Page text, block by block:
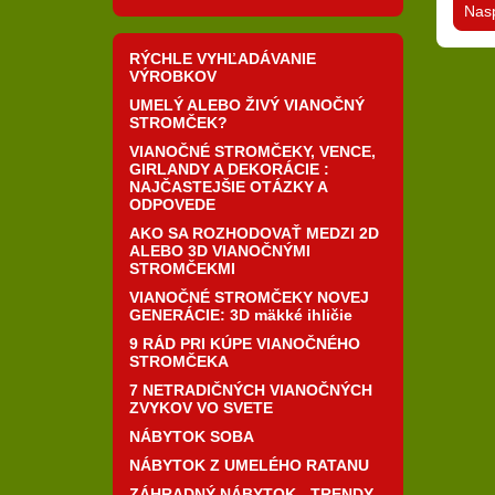
RÝCHLE VYHĽADÁVANIE
VÝROBKOV
UMELÝ ALEBO ŽIVÝ VIANOČNÝ
STROMČEK?
VIANOČNÉ STROMČEKY, VENCE,
GIRLANDY A DEKORÁCIE :
NAJČASTEJŠIE OTÁZKY A
ODPOVEDE
AKO SA ROZHODOVAŤ MEDZI 2D
ALEBO 3D VIANOČNÝMI
STROMČEKMI
VIANOČNÉ STROMČEKY NOVEJ
GENERÁCIE: 3D mäkké ihličie
9 RÁD PRI KÚPE VIANOČNÉHO
STROMČEKA
7 NETRADIČNÝCH VIANOČNÝCH
ZVYKOV VO SVETE
NÁBYTOK SOBA
NÁBYTOK Z UMELÉHO RATANU